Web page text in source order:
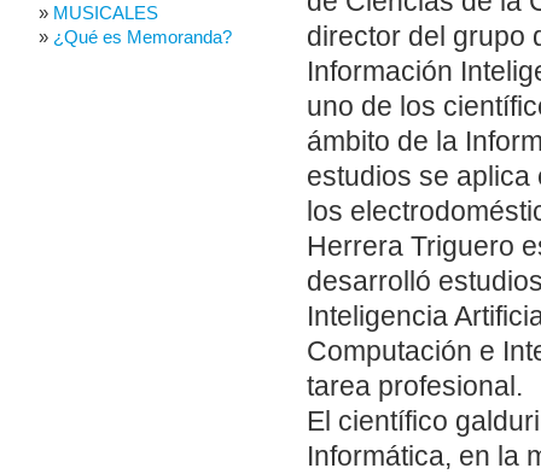
director del grupo
Información
uno de los
ámbito de la
estudios se aplica
los
Herrera Triguero
desarrolló
Inteligencia
Computación e
tarea profesional.
El científico
Informática, en la
MUSICALES
¿Qué es Memoranda?